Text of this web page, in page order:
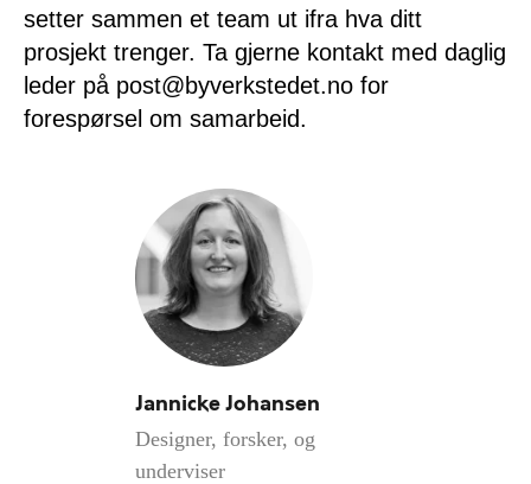
setter sammen et team ut ifra hva ditt
prosjekt trenger. Ta gjerne kontakt med daglig
leder på post@byverkstedet.no for
forespørsel om samarbeid.
Jannicke Johansen
Designer, forsker, og
underviser